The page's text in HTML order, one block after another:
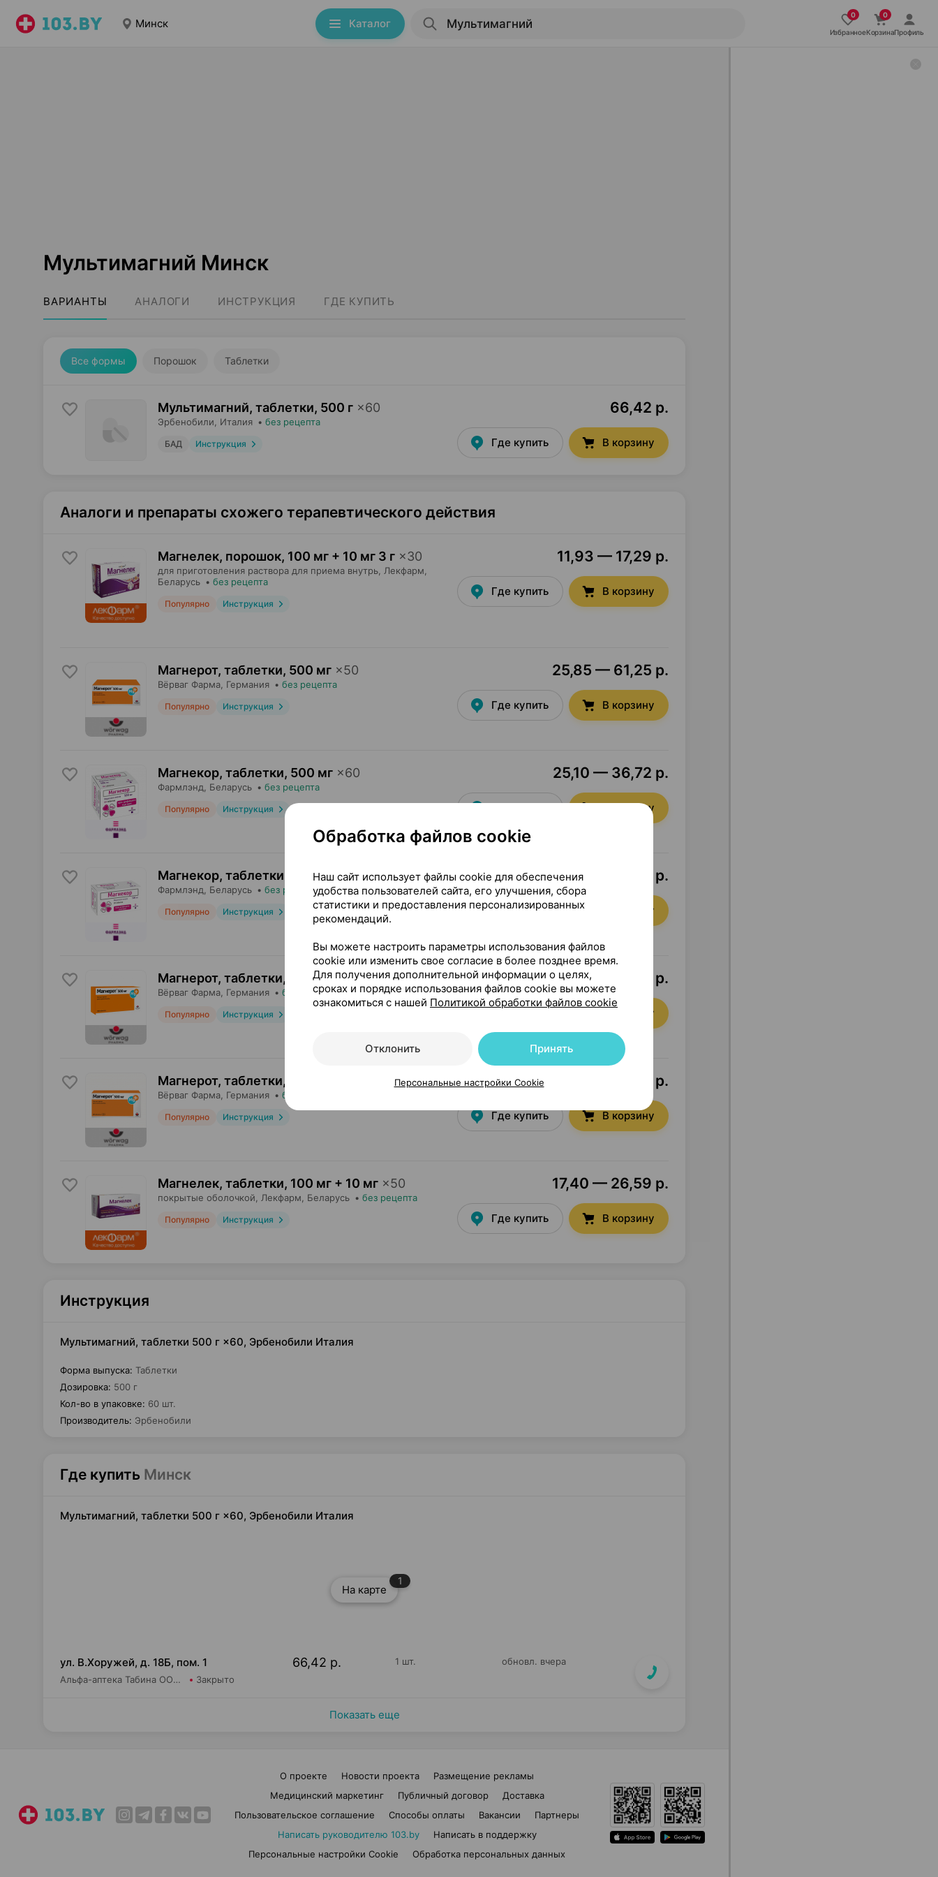
Минск Каталог
ИзбранноеКорзинаПрофиль
Мультимагний Минск
ВАРИАНТЫ АНАЛОГИ ИНСТРУКЦИЯ ГДЕ КУПИТЬ
Все формы Порошок Таблетки
Мультимагний, таблетки, 500 г ×60
Эрбенобили , Италия • без рецепта
БАД Инструкция
66,42 р.
Где купить В корзину
Аналоги и препараты схожего терапевтического действия
Магнелек, порошок, 100 мг + 10 мг 3 г ×30
для приготовления раствора для приема внутрь, Лекфарм
Беларусь • без рецепта
Популярно Инструкция
11,93 — 17,29 р.
Где купить В корзину
Магнерот, таблетки, 500 мг ×50
Вёрваг Фарма , Германия • без рецепта
Популярно Инструкция
25,85 — 61,25 р.
Где купить В корзину
Магнекор, таблетки, 500 мг ×60
Фармлэнд , Беларусь • без рецепта
Популярно Инструкция
25,10 — 36,72 р.
Где купить В корзину
Магнекор, таблетки 500 мг×30
Фармлэнд , Беларусь • без рецепта
Популярно Инструкция
14,00 — 21,30 р.
Где купить В корзину
Магнерот, таблетки, 500 мг×100
Вёрваг Фарма , Германия • без рецепта
Популярно Инструкция
50,19 — 65,55 р.
Где купить В корзину
Магнерот, таблетки,
Вёрваг Фарма , Германия • без рецепта
Популярно Инструкция
10,97 — 16,89 р.
Где купить В корзину
Магнелек, таблетки, 100 мг + 10 мг ×50
покрытые оболочкой, Лекфарм , Беларусь • без рецепта
Популярно Инструкция
17,40 — 26,59 р.
Где купить В корзину
Инструкция
Мультимагний, таблетки 500 г ×60, Эрбенобили Италия
Форма выпуска: Таблетки
Дозировка: 500 г
Кол-во в упаковке: 60 шт.
Производитель: Эрбенобили
Где купить Минск
Мультимагний, таблетки 500 г ×60, Эрбенобили Италия
На карте
1
ул. В.Хоружей, д. 18Б, пом. 1
Альфа-аптека Табина ООО Аптека №11 Закрыто
66,42 р. 1 шт. обновл. вчера
Показать еще
О проекте Новости проекта
Размещение рекламы
Медицинский маркетинг
Публичный договор
Доставка
Пользовательское соглашение
Способы оплаты Вакансии
Партнеры
Написать руководителю 103.by
Написать в поддержку
Персональные настройки Cookie
Обработка персональных данных
Обработка файлов cookie
Наш сайт использует файлы cookie для обеспечения
удобства пользователей сайта, его улучшения, сбора
статистики и предоставления персонализированных
рекомендаций.
Вы можете настроить параметры использования файлов
cookie или изменить свое согласие в более позднее время.
Для получения дополнительной информации о целях,
сроках и порядке использования файлов cookie вы можете
ознакомиться с нашей Политикой обработки файлов cookie
Отклонить Принять
Персональные настройки Cookie